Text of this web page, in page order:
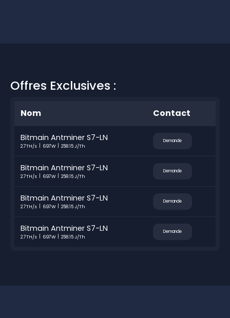
Offres Exclusives :
Nom Contact
Bitmain Antminer S7-LN
2.7TH/s 697W 258.15 J/Th
Demande
Bitmain Antminer S7-LN
2.7TH/s 697W 258.15 J/Th
Demande
Bitmain Antminer S7-LN
2.7TH/s 697W 258.15 J/Th
Demande
Bitmain Antminer S7-LN
2.7TH/s 697W 258.15 J/Th
Demande